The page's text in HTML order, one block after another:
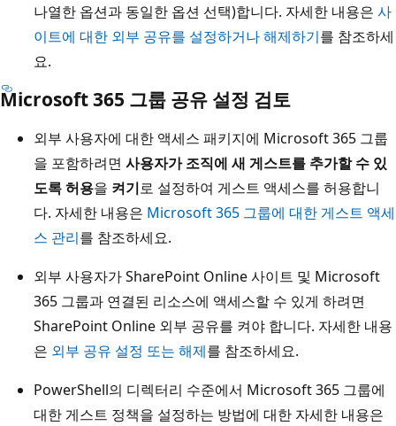
나열한 옵션과 동일한 옵션 선택)합니다. 자세한 내용은 사
이트에 대한 외부 공유를 설정하거나 해제하기를 참조하세
요.
Microsoft 365 그룹 공유 설정 검토
외부 사용자에 대한 액세스 패키지에 Microsoft 365 그룹
을 포함하려면 사용자가 조직에 새 게스트를 추가할 수 있
도록 허용을 켜기로 설정하여 게스트 액세스를 허용합니
다. 자세한 내용은 Microsoft 365 그룹에 대한 게스트 액세
스 관리를 참조하세요.
외부 사용자가 SharePoint Online 사이트 및 Microsoft
365 그룹과 연결된 리소스에 액세스할 수 있게 하려면
SharePoint Online 외부 공유를 켜야 합니다. 자세한 내용
은 외부 공유 설정 또는 해제를 참조하세요.
PowerShell의 디렉터리 수준에서 Microsoft 365 그룹에
대한 게스트 정책을 설정하는 방법에 대한 자세한 내용은